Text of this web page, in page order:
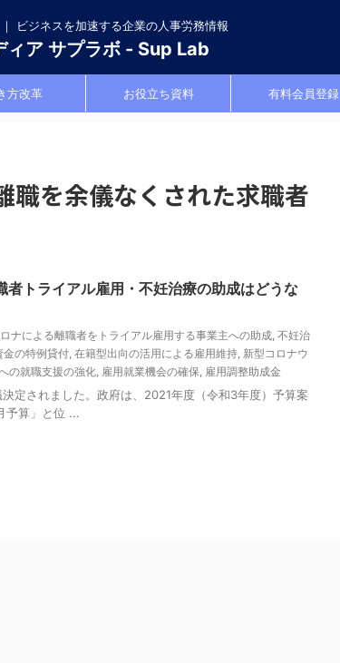
ビジネスを加速する企業の人事労務情報
ィア サプラボ - Sup Lab
方改革 お役立ち資料 有料会員登録
職を余儀なくされた求職者
トライアル雇用・不妊治療の助成はどうな
ナによる離職者をトライアル雇用する事業主への助成, 不妊治
金の特例貸付, 在籍型出向の活用による雇用維持, 新型コロナウ
の就職支援の強化, 雇用就業機会の確保, 雇用調整助成金
定されました。政府は、2021年度（令和3年度）予算案
予算」と位 ...